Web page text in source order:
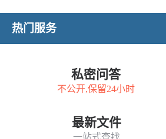
热门服务
私密问答
不公开,保留24小时
最新文件
一站式查找